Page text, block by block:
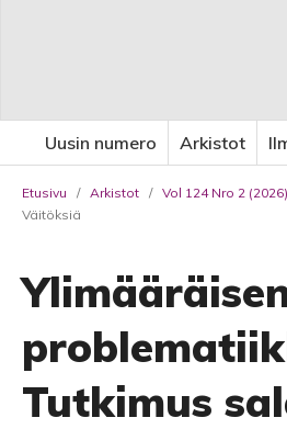
Uusin numero Arkistot
Etusivu / Arkistot / Vol 124 Nro 2
Väitöksiä
Tutkimus